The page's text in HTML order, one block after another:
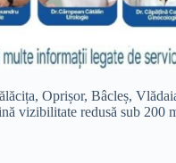
Oprișor, Bâcleș,
vizibilitate redusă sub